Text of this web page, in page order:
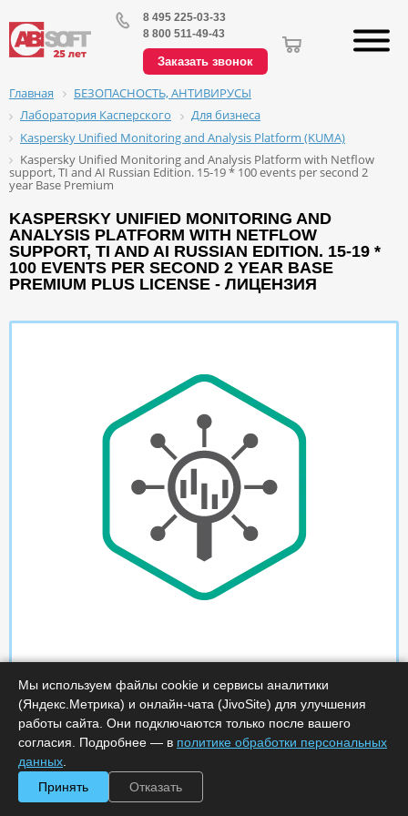
8 495 225-03-33
8 800 511-49-43
Заказать звонок
Главная
БЕЗОПАСНОСТЬ, АНТИВИРУСЫ
Лаборатория Касперского
Для бизнеса
Kaspersky Unified Monitoring and Analysis Platform (KUMA)
Kaspersky Unified Monitoring and Analysis Platform with Netflow
support, TI and AI Russian Edition. 15-19 * 100 events per second 2
year Base Premium
KASPERSKY UNIFIED MONITORING AND
ANALYSIS PLATFORM WITH NETFLOW
SUPPORT, TI AND AI RUSSIAN EDITION. 15-19 *
100 EVENTS PER SECOND 2 YEAR BASE
PREMIUM PLUS LICENSE - ЛИЦЕНЗИЯ
Мы используем файлы cookie и сервисы аналитики
(Яндекс.Метрика) и онлайн-чата (JivoSite) для улучшения
работы сайта. Они подключаются только после вашего
согласия. Подробнее — в политике обработки персональных
данных
Принять
Отказать